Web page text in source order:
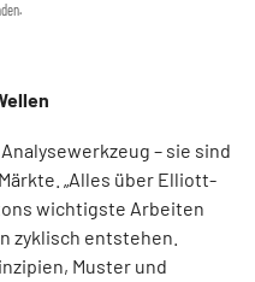
– sie sind
„Alles über Elliott-
wichtigste Arbeiten
zyklisch entstehen.
Muster und